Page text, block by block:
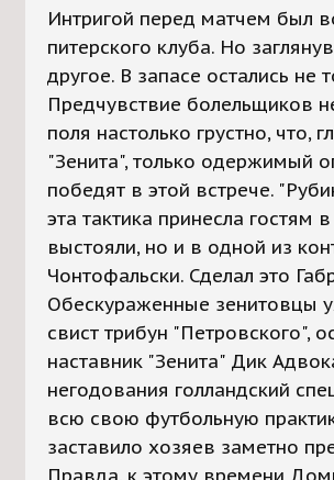
Интригой перед матчем был
питерского клуба. Но
другое. В запасе остались
Предчувствие болельщиков
поля настолько грустно, что,
"Зенита", только одержимый
победят в этой встрече.
эта тактика принесла гостям
выстояли, но и в одной из
Чонтофальски. Сделал это
Обескураженные зенитовцы
свист трибун "Петровского",
наставник "Зенита" Дик
негодования голландский
всю свою футбольную
заставило хозяев заметно